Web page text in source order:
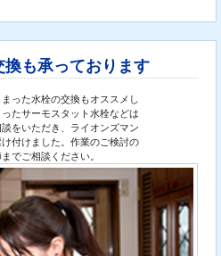
も承っております
った水栓の交換もオススメし
たサーモスタット水栓などは
をいただき、ライオンズマン
付けました。作業のご検討の
でご相談ください。